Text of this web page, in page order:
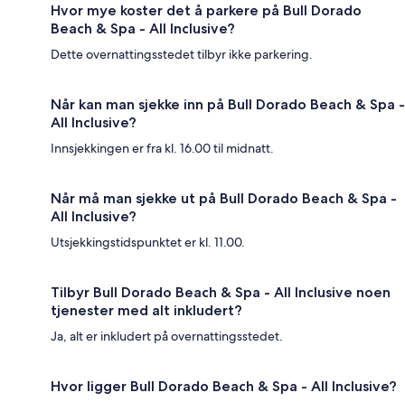
Hvor mye koster det å parkere på Bull Dorado
Beach & Spa - All Inclusive?
Dette overnattingsstedet tilbyr ikke parkering.
Når kan man sjekke inn på Bull Dorado Beach & Spa -
All Inclusive?
Innsjekkingen er fra kl. 16.00 til midnatt.
Når må man sjekke ut på Bull Dorado Beach & Spa -
All Inclusive?
Utsjekkingstidspunktet er kl. 11.00.
Tilbyr Bull Dorado Beach & Spa - All Inclusive noen
tjenester med alt inkludert?
Ja, alt er inkludert på overnattingsstedet.
Hvor ligger Bull Dorado Beach & Spa - All Inclusive?